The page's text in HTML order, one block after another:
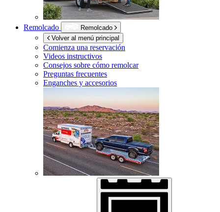
Remolcado
Remolcado
Volver al menú principal
Comienza una reservación
Videos instructivos
Consejos sobre cómo remolcar
Preguntas frecuentes
Enganches y accesorios